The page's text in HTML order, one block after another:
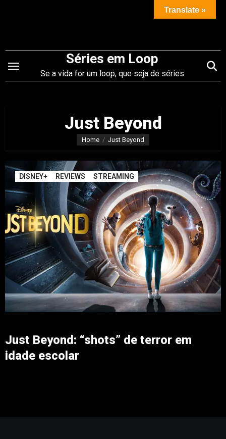
conteúdo
Séries em Loop
Se a vida for um loop, que seja de séries
Just Beyond
Home Just Beyond
DISNEY+ REVIEWS STREAMING
Just Beyond: “shots” de terror em
idade escolar
Translate »